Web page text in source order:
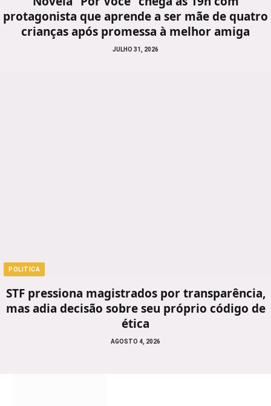
protagonista que aprende a ser mãe de quatro
crianças após promessa à melhor amiga
JULHO 31, 2026
POLITICA
STF pressiona magistrados por transparência,
mas adia decisão sobre seu próprio código de
ética
AGOSTO 4, 2026